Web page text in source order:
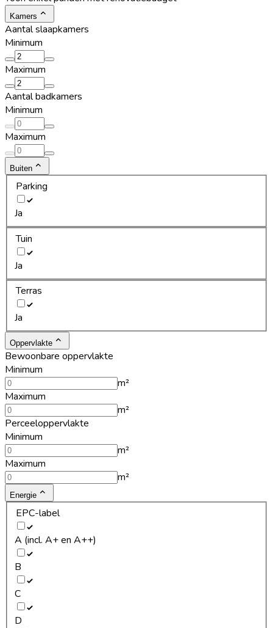
Kamers
Aantal slaapkamers
Minimum
Maximum
Aantal badkamers
Minimum
Maximum
Buiten
Parking
Ja
Tuin
Ja
Terras
Ja
Oppervlakte
Bewoonbare oppervlakte
Minimum
m²
Maximum
m²
Perceeloppervlakte
Minimum
m²
Maximum
m²
Energie
EPC-label
A (incl. A+ en A++)
B
C
D